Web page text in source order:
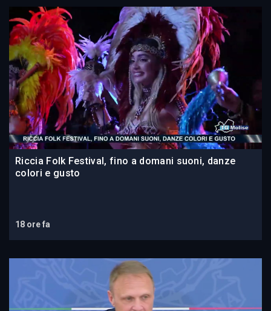
Riccia Folk Festival, fino a domani suoni, danze
colori e gusto
18 ore fa